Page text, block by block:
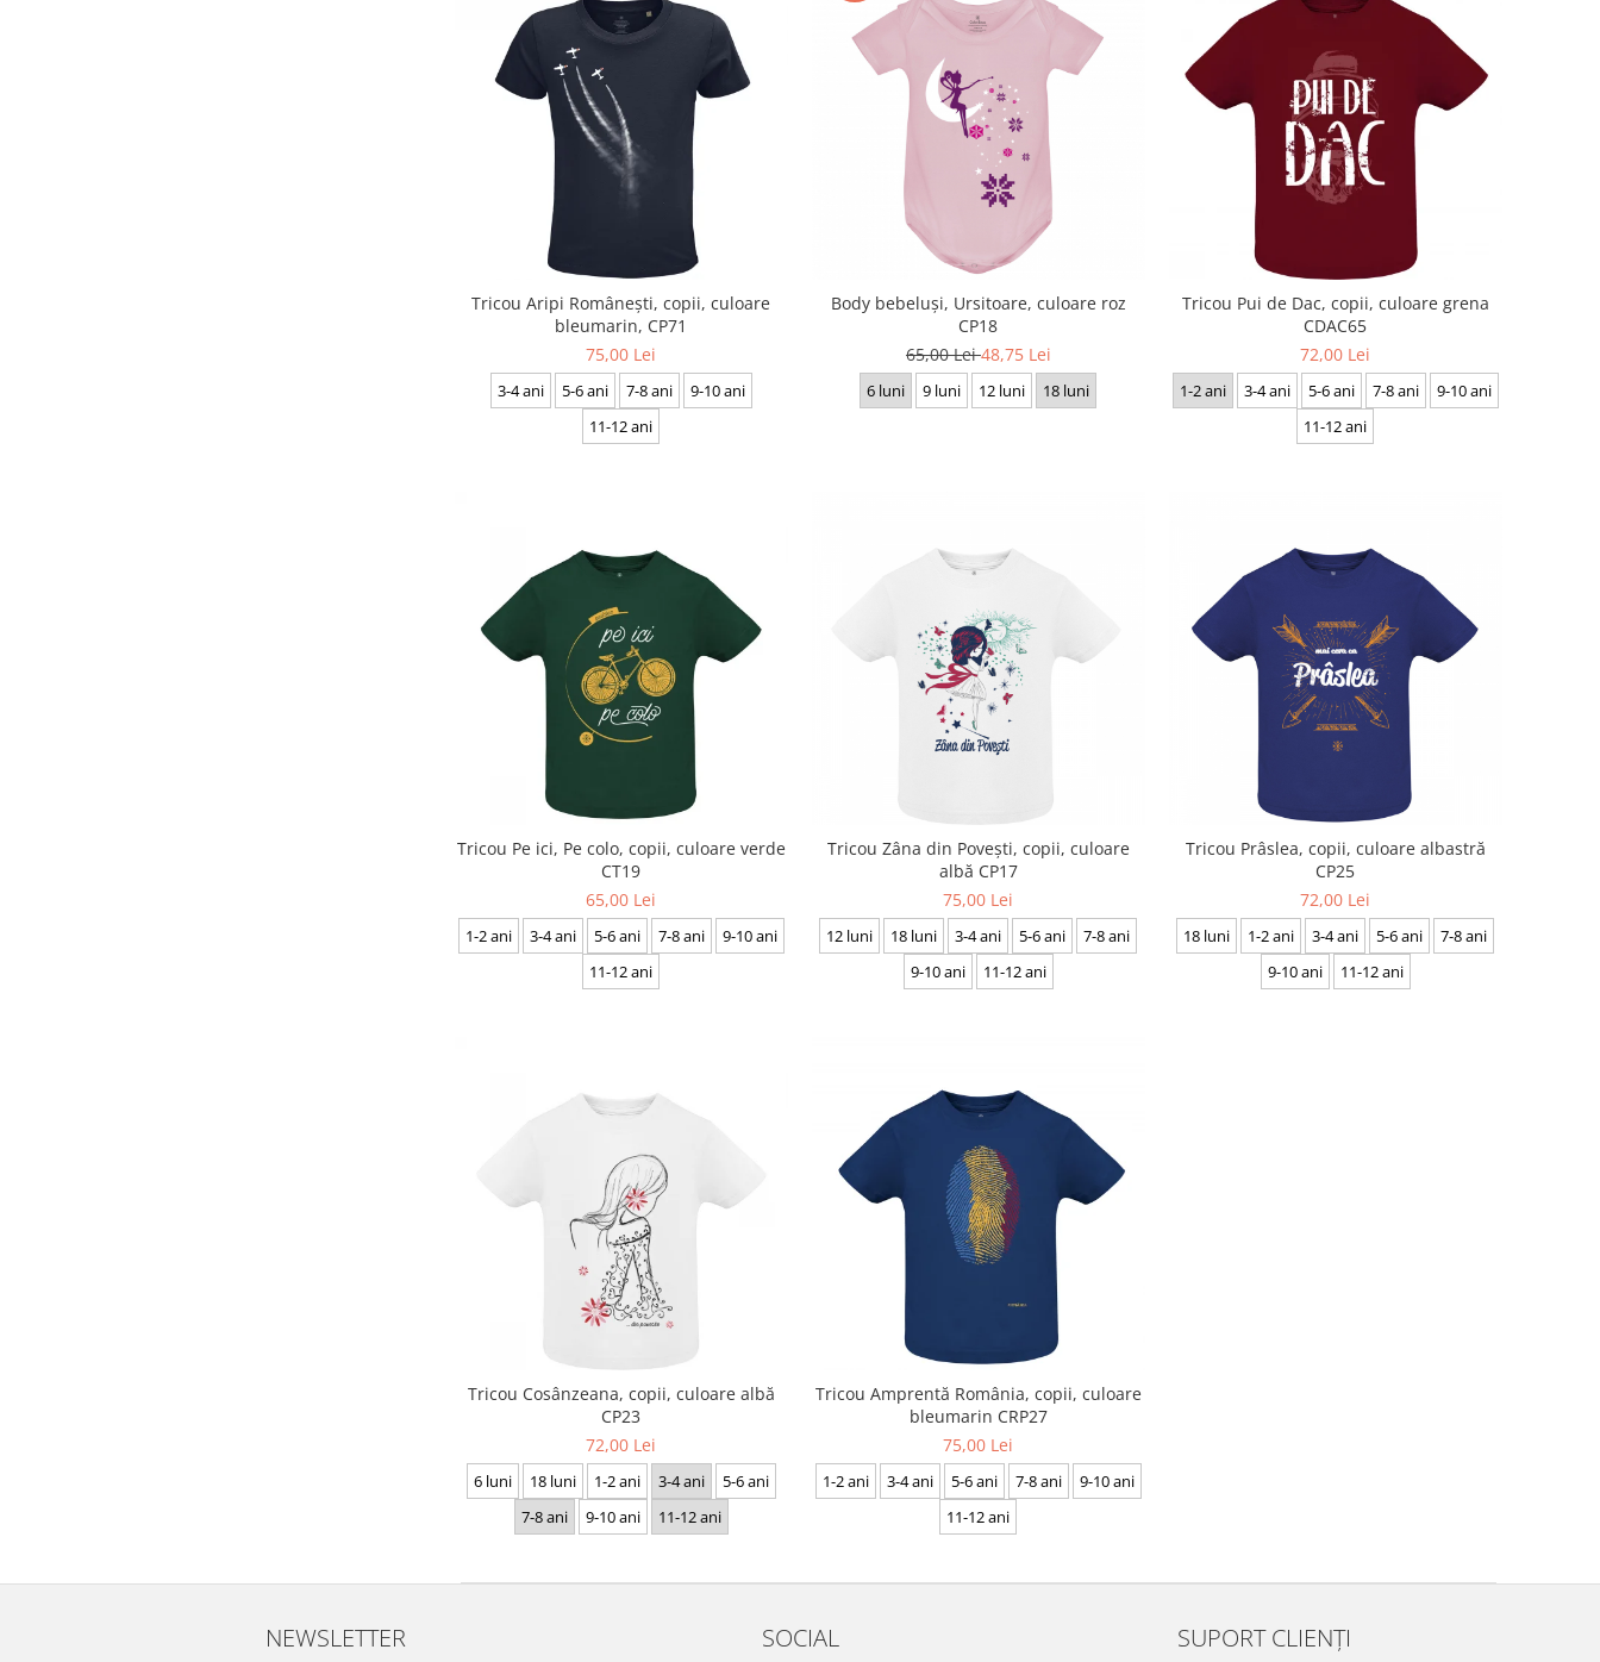
Tricou Aripi Românești, copii, culoare
bleumarin, CP71
75,00 Lei
3-4 ani 5-6 ani 7-8 ani
9-10 ani
11-12 ani
Body bebeluși, Ursitoare, culoare roz
CP18
65,00 Lei48,75 Lei
6 luni 9 luni 12 luni 18 luni
Tricou Pui de Dac, copii, culoare grena
CDAC65
72,00 Lei
1-2 ani 3-4 ani 5-6 ani 7-8 ani
9-10 ani
11-12 ani
Tricou Pe ici, Pe colo, copii, culoare verde
CT19
65,00 Lei
1-2 ani 3-4 ani 5-6 ani 7-8 ani
9-10 ani
11-12 ani
Tricou Zâna din Povești, copii, culoare
albă CP17
75,00 Lei
12 luni 18 luni 3-4 ani 5-6 ani
7-8 ani
9-10 ani
11-12 ani
Tricou Prâslea, copii, culoare albastră
CP25
72,00 Lei
18 luni 1-2 ani 3-4 ani 5-6 ani
7-8 ani
9-10 ani
11-12 ani
Tricou Cosânzeana, copii, culoare albă
CP23
72,00 Lei
6 luni 18 luni 1-2 ani 3-4 ani
5-6 ani
7-8 ani
9-10 ani 11-12 ani
Tricou Amprentă România, copii, culoare
bleumarin CRP27
75,00 Lei
1-2 ani 3-4 ani 5-6 ani 7-8 ani
9-10 ani
11-12 ani
NEWSLETTER SOCIAL SUPORT CLIENȚI